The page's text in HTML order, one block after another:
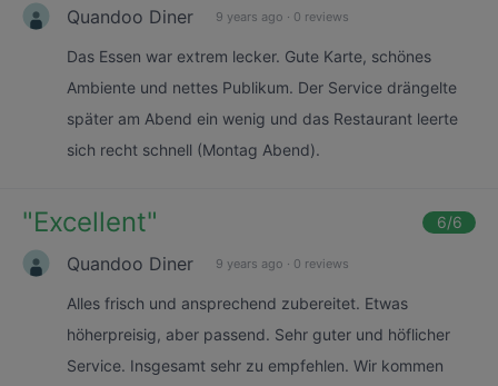
Quandoo Diner 9 years ago · 0 reviews
Das Essen war extrem lecker. Gute Karte, schönes
Ambiente und nettes Publikum. Der Service drängelte
später am Abend ein wenig und das Restaurant leerte
sich recht schnell (Montag Abend).
"Excellent" 6/6
Quandoo Diner 9 years ago · 0 reviews
Alles frisch und ansprechend zubereitet. Etwas
höherpreisig, aber passend. Sehr guter und höflicher
Service. Insgesamt sehr zu empfehlen. Wir kommen